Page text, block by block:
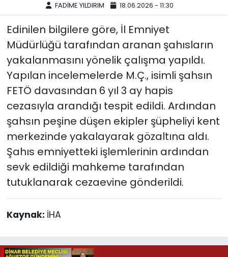
FADİME YILDIRIM 18.06.2026 - 11:30
Edinilen bilgilere göre, İl Emniyet
Müdürlüğü tarafından aranan şahısların
yakalanmasını yönelik çalışma yapıldı.
Yapılan incelemelerde M.Ç., isimli şahsın
FETÖ davasından 6 yıl 3 ay hapis
cezasıyla arandığı tespit edildi. Ardından
şahsın peşine düşen ekipler şüpheliyi kent
merkezinde yakalayarak gözaltına aldı.
Şahıs emniyetteki işlemlerinin ardından
sevk edildiği mahkeme tarafından
tutuklanarak cezaevine gönderildi.
Kaynak: İHA